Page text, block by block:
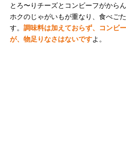
とろ〜りチーズとコンビーフがから
ホクのじゃがいもが重なり、食べご
す。 調味料は加えておらず、コンビ
が、物足りなさはないですよ。